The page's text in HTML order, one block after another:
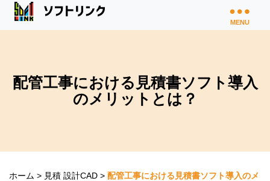
MENU
配管工事における見積書ソフト導入
のメリットとは？
ホーム > 見積 設計CAD > 配管工事における見積書ソフト導入のメ